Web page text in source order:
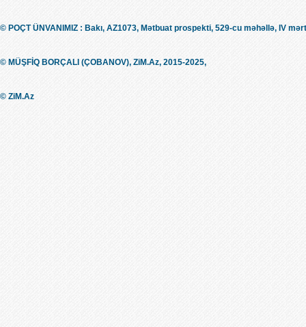
© POÇT ÜNVANIMIZ : Bakı, AZ1073, Mətbuat prospekti, 529-cu məhəllə, IV
© MÜŞFİQ BORÇALI (ÇOBANOV), ZiM.Az, 2015-2025,
© ZiM.Az